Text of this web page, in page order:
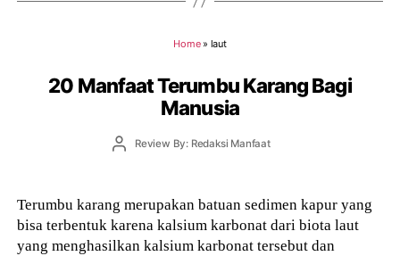
Home» laut
20 Manfaat Terumbu Karang Bagi
Manusia
PostReview By: Redaksi Manfaat
Terumbu karang merupakan batuan sedimen kapur yang
bisa terbentuk karena kalsium karbonat dari biota laut
yang menghasilkan kalsium karbonat tersebut dan